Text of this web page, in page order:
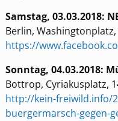
Samstag, 03.03.2018:
Berlin,
https://
Sonntag, 04.03.2018:
Bottrop, Cyriakusplatz,
http://kein-freiwild.info/
buergermarsch-gegen-